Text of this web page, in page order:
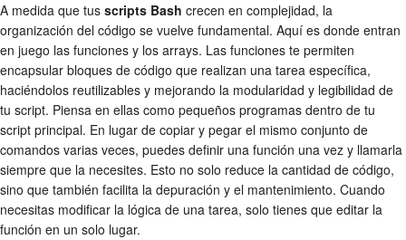
A medida que tus scripts Bash crecen en complejidad, la
organización del código se vuelve fundamental. Aquí es donde entran
en juego las funciones y los arrays. Las funciones te permiten
encapsular bloques de código que realizan una tarea específica,
haciéndolos reutilizables y mejorando la modularidad y legibilidad de
tu script. Piensa en ellas como pequeños programas dentro de tu
script principal. En lugar de copiar y pegar el mismo conjunto de
comandos varias veces, puedes definir una función una vez y llamarla
siempre que la necesites. Esto no solo reduce la cantidad de código,
sino que también facilita la depuración y el mantenimiento. Cuando
necesitas modificar la lógica de una tarea, solo tienes que editar la
función en un solo lugar.